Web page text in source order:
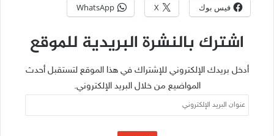
فيس بوك X
WhatsApp
اشترك بالنشرة البريدية للموقع
أدخل بريدك الإلكتروني للإشتراك في هذا الموقع لتستقبل أحدث
المواضيع من خلال البريد الإلكتروني.
عنوان
البريد